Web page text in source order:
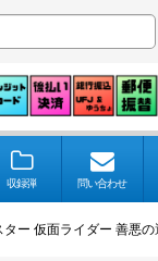
収録弾 問い合わせ
ー 仮面ライダー 善悪の